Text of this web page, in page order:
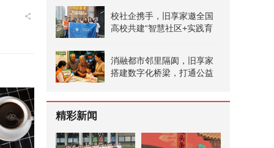
校社企携手，旧享家邀全国
高校共建“智慧社区+实践育
消融都市邻里隔阂，旧享家
搭建数字化桥梁，打通公益
精彩新闻